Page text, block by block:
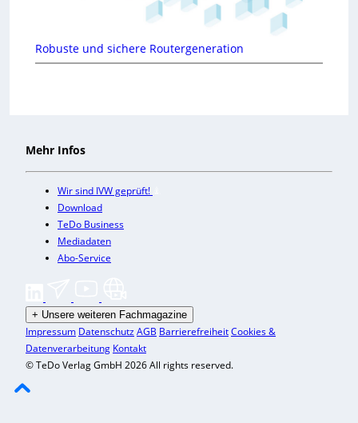
Robuste und sichere Routergeneration
Mehr Infos
Wir sind IVW geprüft!
Download
TeDo Business
Mediadaten
Abo-Service
+ Unsere weiteren Fachmagazine
Impressum DatenschutzAGB BarrierefreiheitCookies &
Datenverarbeitung Kontakt
© TeDo Verlag GmbH 2026 All rights reserved.